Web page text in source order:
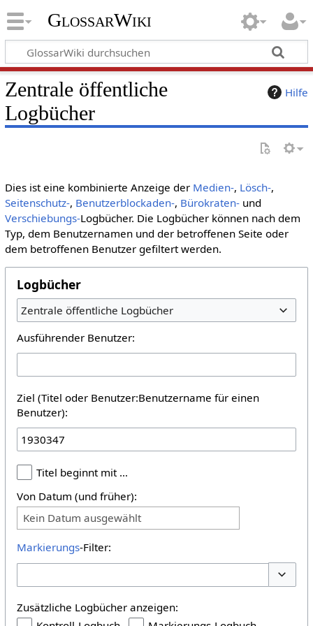
GlossarWiki
Hilfe
Zentrale öffentliche
Logbücher
Dies ist eine kombinierte Anzeige der Medien-, Lösch-,
Seitenschutz-, Benutzerblockaden-, Bürokraten-und
Verschiebungs-Logbücher. Die Logbücher können nach dem
Typ, dem Benutzernamen und der betroffenen Seite oder
dem betroffenen Benutzer gefiltert werden.
Logbücher
Zentrale öffentliche Logbücher
Ausführender Benutzer:
Ziel (Titel oder Benutzer:Benutzername für einen
Benutzer):
Titel beginnt mit …
Von Datum (und früher):
Kein Datum ausgewählt
Markierungs-Filter:
Zusätzliche Logbücher anzeigen: